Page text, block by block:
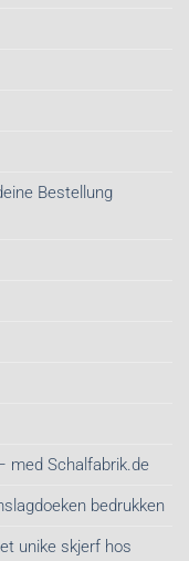
Bestellung
med Schalfabrik.de
bedrukken
unike skjerf hos